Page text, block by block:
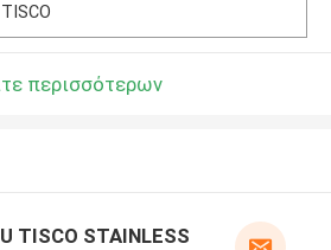
TISCO
περισσότερων
TISCO STAINLESS